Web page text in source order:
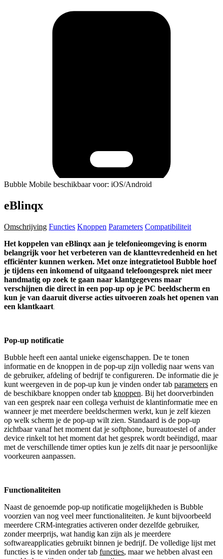
Bubble Mobile beschikbaar voor: iOS/Android
eBlinqx
Omschrijving Functies Knoppen Parameters Compatibiliteit
Het koppelen van eBlinqx aan je telefonieomgeving is enorm
belangrijk voor het verbeteren van de klanttevredenheid en het
efficiënter kunnen werken. Met onze integratietool Bubble hoef
je tijdens een inkomend of uitgaand telefoongesprek niet meer
handmatig op zoek te gaan naar klantgegevens maar
verschijnen die direct in een pop-up op je PC beeldscherm en
kun je van daaruit diverse acties uitvoeren zoals het openen van
een klantkaart
Pop-up notificatie
Bubble heeft een aantal unieke eigenschappen. De te tonen
informatie en de knoppen in de pop-up zijn volledig naar wens van
de gebruiker, afdeling of bedrijf te configureren. De informatie die je
kunt weergeven in de pop-up kun je vinden onder tab parameters en
de beschikbare knoppen onder tab knoppen. Bij het doorverbinden
van een gesprek naar een collega verhuist de klantinformatie mee en
wanneer je met meerdere beeldschermen werkt, kun je zelf kiezen
op welk scherm je de pop-up wilt zien. Standaard is de pop-up
zichtbaar vanaf het moment dat je softphone, bureautoestel of ander
device rinkelt tot het moment dat het gesprek wordt beëindigd, maar
met de verschillende timer opties kun je zelfs dit naar je persoonlijke
voorkeuren aanpassen.
Functionaliteiten
Naast de genoemde pop-up notificatie mogelijkheden is Bubble
voorzien van nog veel meer functionaliteiten. Je kunt bijvoorbeeld
meerdere CRM-integraties activeren onder dezelfde gebruiker,
zonder meerprijs, wat handig kan zijn als je meerdere
softwareapplicaties gebruikt binnen je bedrijf. De volledige lijst met
functies is te vinden onder tab functies, maar we hebben alvast een